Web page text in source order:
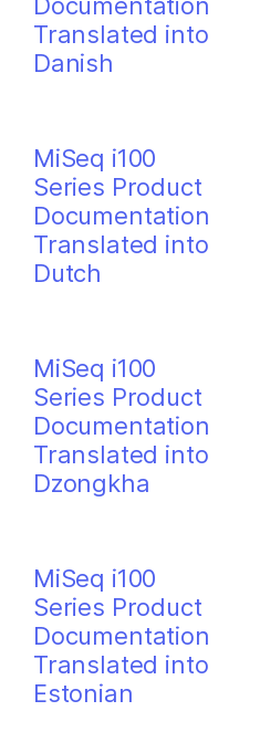
Translated into
Danish
MiSeq i100
Series Product
Documentation
Translated into
Dutch
MiSeq i100
Series Product
Documentation
Translated into
Dzongkha
MiSeq i100
Series Product
Documentation
Translated into
Estonian